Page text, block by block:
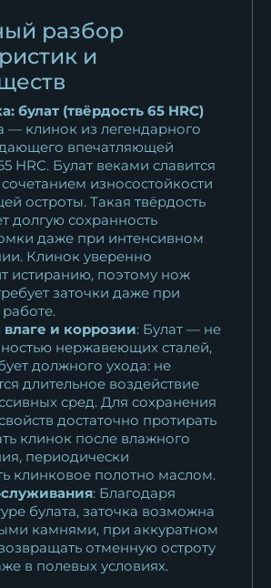
камень рукоять...
17 142₽
Нож Барс Sandvik рукоять
черный граб...
14 310₽
Нож Барс M390
стабилизированная...
27 470₽
Нож Барс сталь ELMAX -
сатин рукоять...
26 543₽
Нож Барс дамаск
ламинированный резная...
31 361₽
Нож Барс К340 карельская
береза...
15 612₽
Нож Барс сталь Х12МФ-сатин
рукоять...
10 922₽
разбор
и
булат (твёрдость 65 HRC)
— клинок из легендарного
впечатляющей
HRC. Булат веками славится
износостойкости
остроты. Такая твёрдость
долгую сохранность
даже при интенсивном
Клинок уверенно
истиранию, поэтому нож
заточки даже при
влаге и коррозии: Булат — не
нержавеющих сталей,
должного ухода: не
длительное воздействие
сред. Для сохранения
достаточно протирать
клинок после влажного
периодически
клинковое полотно маслом.
: Благодаря
булата, заточка возможна
камнями, при аккуратном
отменную остроту
в полевых условиях.